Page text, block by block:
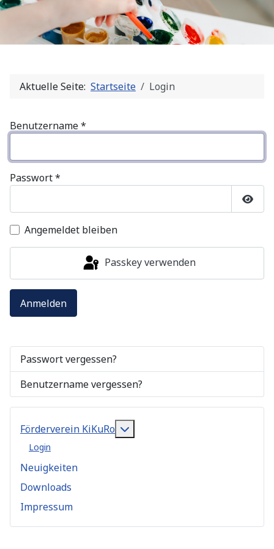
Förderverein KiKuRo
Login
Neuigkeiten
Downloads
Impressum
Aktuelle Seite: Startseite Login
Benutzername*
Passwort*
Angemeldet bleiben
Passkey verwenden
Anmelden
Passwort vergessen?
Benutzername vergessen?